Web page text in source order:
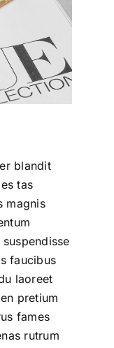
blandit
tas
magnis
faucibus
laoreet
pretium
fames
rutrum